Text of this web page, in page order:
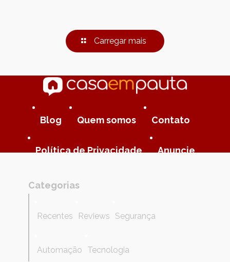
Carregar mais
Blog Quem somos Contato
Política de Privacidade Anuncie
Categorias
Recentes Reviews Segurança
Automação Tecnologia